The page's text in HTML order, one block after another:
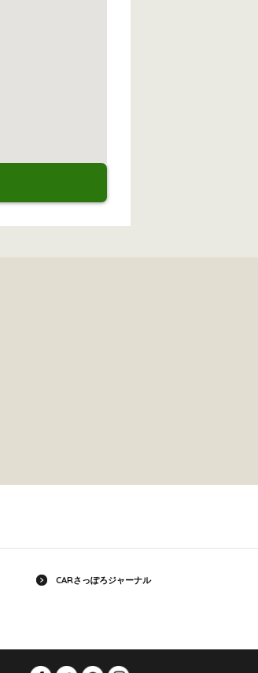
CARさっぽろジャーナル